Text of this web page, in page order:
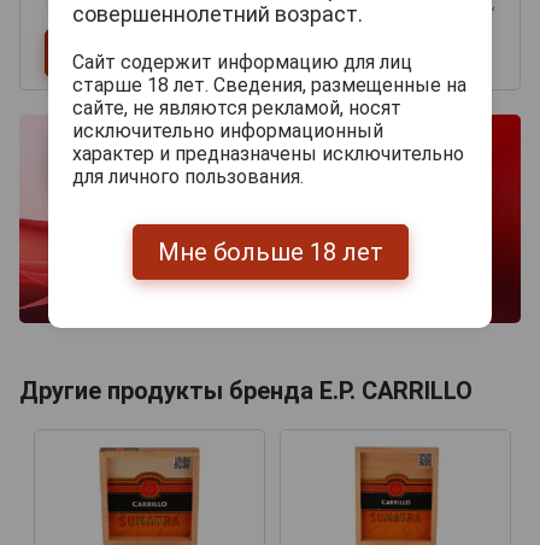
Другие продукты бренда E.P. CARRILLO
совершеннолетний возраст.
Сайт содержит информацию для лиц
старше 18 лет. Сведения, размещенные на
сайте, не являются рекламой, носят
исключительно информационный
характер и предназначены исключительно
для личного пользования.
Мне больше 18 лет